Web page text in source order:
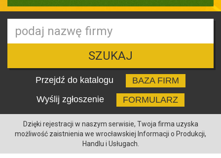
SZUKAJ
Przejdź do katalogu
BAZA FIRM
Wyślij zgłoszenie
FORMULARZ
Dzięki rejestracji w naszym serwisie, Twoja firma uzyska
możliwość zaistnienia we wrocławskiej Informacji o Produkcji,
Handlu i Usługach.